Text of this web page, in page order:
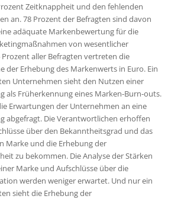
Zeitknappheit und den fehlenden
an. 78 Prozent der Befragten sind davon
adäquate Markenbewertung für die
von wesentlicher
aller Befragten vertreten die
der Erhebung des Markenwerts in Euro. Ein
Unternehmen sieht den Nutzen einer
als Früherkennung eines Marken-Burn-outs.
Erwartungen der Unternehmen an eine
abgefragt. Die Verantwortlichen erhoffen
über den Bekanntheitsgrad und das
Marke und die Erhebung der
zu bekommen. Die Analyse der Stärken
Marke und Aufschlüsse über die
werden weniger erwartet. Und nur ein
sieht die Erhebung der